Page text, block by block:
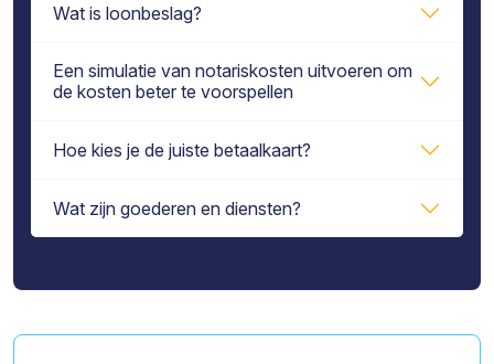
Wat is loonbeslag?
Een simulatie van notariskosten uitvoeren om
de kosten beter te voorspellen
Hoe kies je de juiste betaalkaart?
Wat zijn goederen en diensten?